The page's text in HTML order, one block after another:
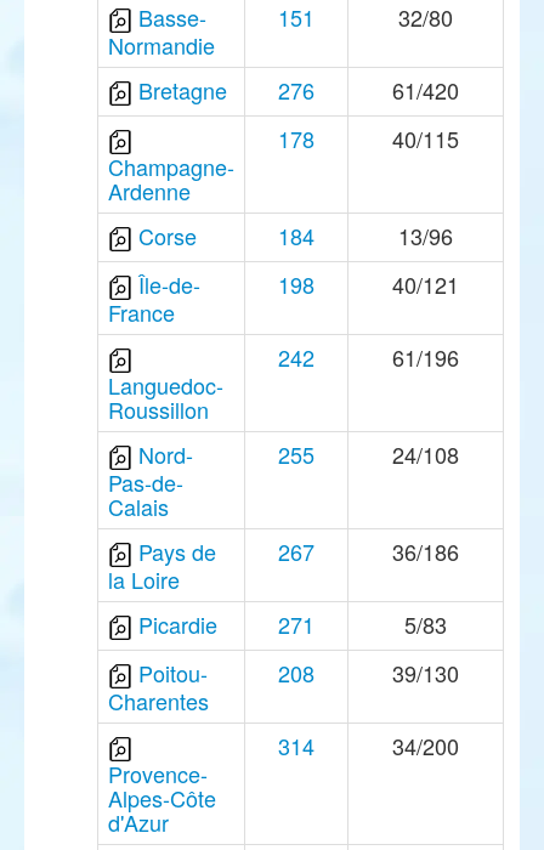
Basse-
Normandie
151 32/80
Bretagne 276 61/420
Champagne-
Ardenne
178 40/115
Corse 184
13/96
Île-de-
France
198 40/121
Languedoc-
Roussillon
242 61/196
Nord-
Pas-de-
Calais
255 24/108
Pays de
la Loire
267 36/186
Picardie 271
5/83
Poitou-
Charentes
208 39/130
Provence-
Alpes-Côte
d'Azur
314 34/200